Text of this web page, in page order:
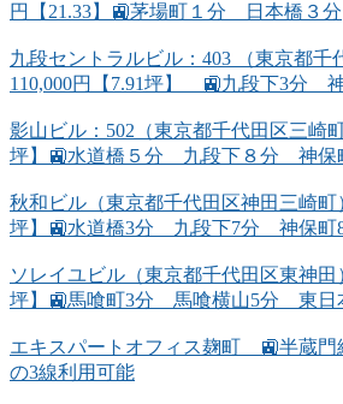
円【21.33】🚉茅場町１分 日本橋３分
九段セントラルビル：403 （東京都千
110,000円【7.91坪】 🚉九段下3分
影山ビル：502（東京都千代田区三崎
坪】🚉水道橋５分 九段下８分 神保
秋和ビル（東京都千代田区神田三崎町
坪】🚉水道橋3分 九段下7分 神保町
ソレイユビル（東京都千代田区東神田
坪】🚉馬喰町3分 馬喰横山5分 東日
エキスパートオフィス麹町 🚉半蔵門
の3線利用可能